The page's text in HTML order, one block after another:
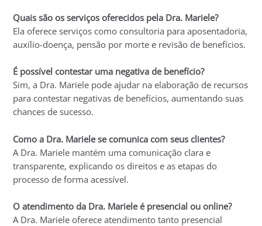
Quais são os serviços oferecidos pela Dra. Mariele?
Ela oferece serviços como consultoria para aposentadoria,
auxílio-doença, pensão por morte e revisão de benefícios.
É possível contestar uma negativa de benefício?
Sim, a Dra. Mariele pode ajudar na elaboração de recursos
para contestar negativas de benefícios, aumentando suas
chances de sucesso.
Como a Dra. Mariele se comunica com seus clientes?
A Dra. Mariele mantém uma comunicação clara e
transparente, explicando os direitos e as etapas do
processo de forma acessível.
O atendimento da Dra. Mariele é presencial ou online?
A Dra. Mariele oferece atendimento tanto presencial